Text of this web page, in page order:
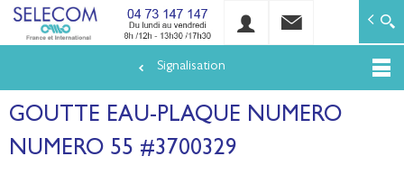
au
contenu
SELECOM
Matériels de réseaux électriques basse tension et
Signalisation
GOUTTE EAU-PLAQUE NUMERO
NUMERO 55 #3700329